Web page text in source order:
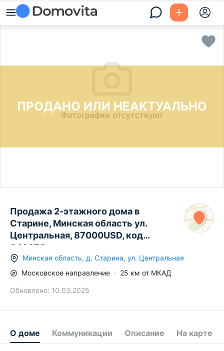
ПРОДАНО ИЛИ НЕАКТУАЛЬНО
Фотографии отсутствуют
Продажа 2-этажного дома в
Старине, Минская область ул.
Центральная, 87000USD, код
646670
Минская область, д. Старина, ул. Центральная
Московское направление 25 км от МКАД
Обновлено: 10.03.2025
О доме Коммуникации Описание На карте